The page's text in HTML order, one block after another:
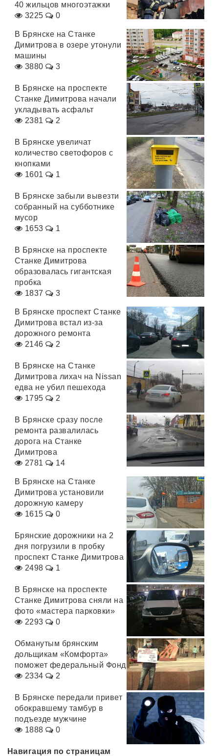
40 жильцов многоэтажки
3225
0
В Брянске на Станке
Димитрова в озере утонули
машины
3880
3
В Брянске на проспекте
Станке Димитрова начали
укладывать асфальт
2381
2
В Брянске увеличат
количество светофоров с
кнопками
1601
1
В Брянске забыли вывезти
собранный на субботнике
мусор
1653
1
В Брянске на проспекте
Станке Димитрова
образовалась гигантская
пробка
1837
3
В Брянске проспект Станке
Димитрова встал из-за
дорожного ремонта
2146
2
В Брянске на Станке
Димитрова лихач на Nissan
едва не убил пешехода
1795
2
В Брянске сразу после
ремонта развалилась
дорога на Станке
Димитрова
2781
14
В Брянске на Станке
Димитрова установили
дорожную камеру
1615
0
Брянские дорожники на 2
дня погрузили в пробку
проспект Станке Димитрова
2498
1
В Брянске на проспекте
Станке Димитрова сняли на
фото «мастера парковки»
2293
0
Обманутым брянским
дольщикам «Комфорта»
поможет федеральный Фонд
2334
2
В Брянске передали привет
обокравшему тамбур в
подъезде мужчине
1888
0
Навигация по страницам